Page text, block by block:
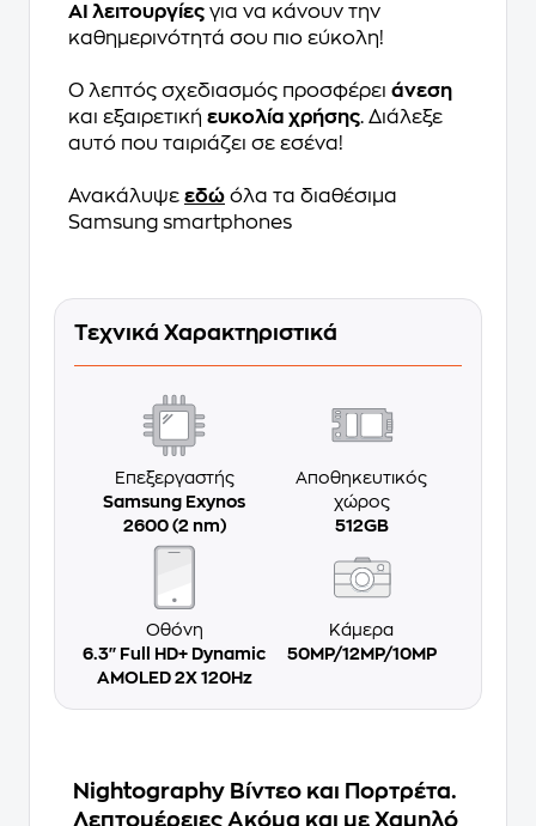
AI λειτουργίες για να κάνουν την
καθημερινότητά σου πιο εύκολη!
Ο λεπτός σχεδιασμός προσφέρει άνεση
και εξαιρετική ευκολία χρήσης. Διάλεξε
αυτό που ταιριάζει σε εσένα!
Ανακάλυψε εδώ όλα τα διαθέσιμα
Samsung smartphones
Τεχνικά Χαρακτηριστικά
Επεξεργαστής
Samsung Exynos
2600 (2 nm)
Αποθηκευτικός
χώρος
512GB
Οθόνη
6.3'' Full HD+ Dynamic
AMOLED 2X 120Hz
Κάμερα
50MP/12MP/10MP
Nightography Βίντεο και Πορτρέτα.
Λεπτομέρειες Ακόμα και με Χαμηλό